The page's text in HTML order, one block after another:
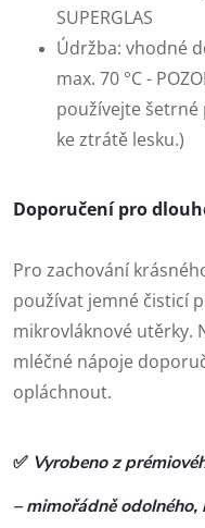
SUPERGLAS
Údržba: vhodné
max. 70 °C -
používejte
ke ztrátě lesku.)
Doporučení pro
Pro zachování
používat jemné čisticí
mikrovláknové utěrky.
mléčné nápoje
opláchnout.
✅ Vyrobeno z
– mimořádně